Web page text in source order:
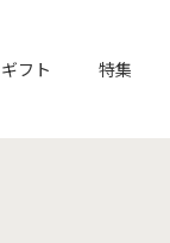
ギフト 特集